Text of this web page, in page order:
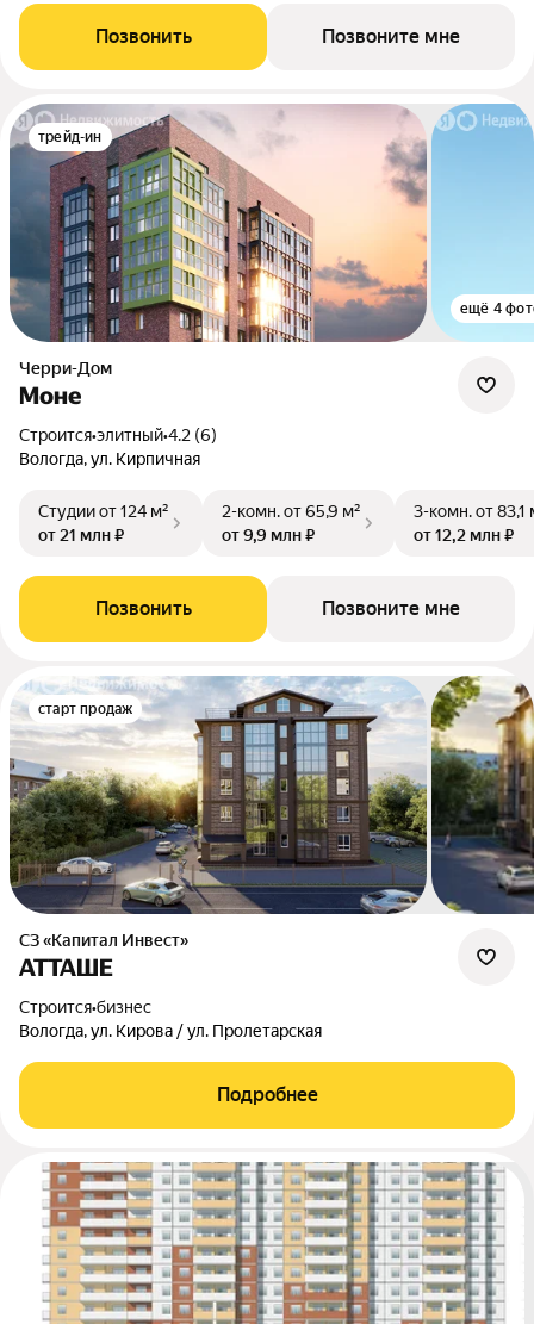
Позвонить Позвоните мне
трейд-ин
ещё 4
Черри-Дом
Моне
Строится•элитный•4.2 (6)
Вологда, ул. Кирпичная
Студииот 124 м²
от 21 млн ₽
2-комн.от 65,9 м²
от 9,9 млн ₽
3-комн.от 83,1
от 12,2 млн ₽
Позвонить Позвоните мне
старт продаж
СЗ «Капитал Инвест»
АТТАШЕ
Строится•бизнес
Вологда, ул. Кирова / ул. Пролетарская
Подробнее